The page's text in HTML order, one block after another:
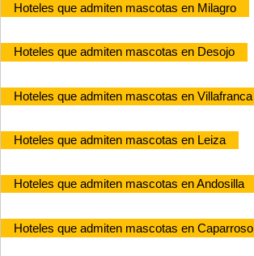
Hoteles que admiten mascotas en Milagro
Hoteles que admiten mascotas en Desojo
Hoteles que admiten mascotas en Villafranca
Hoteles que admiten mascotas en Leiza
Hoteles que admiten mascotas en Andosilla
Hoteles que admiten mascotas en Caparroso